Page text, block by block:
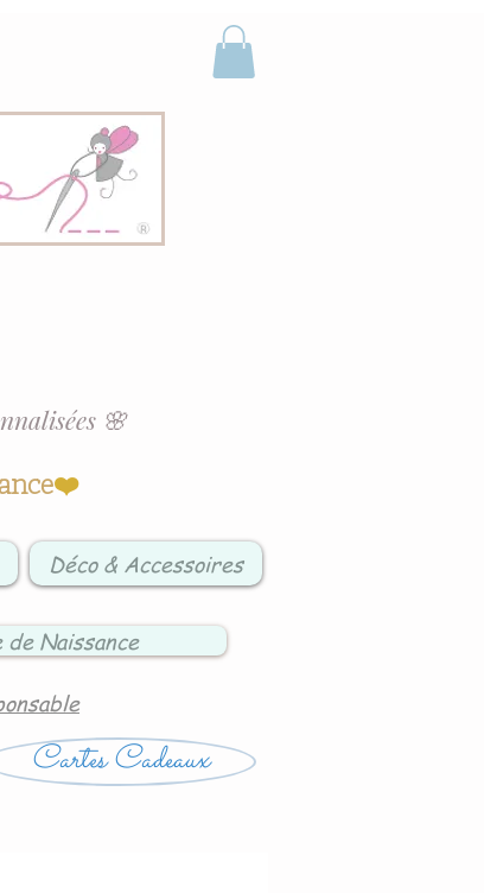
❤️
🌸
Déco & Accessoires
de Naissance
Cartes Cadeaux